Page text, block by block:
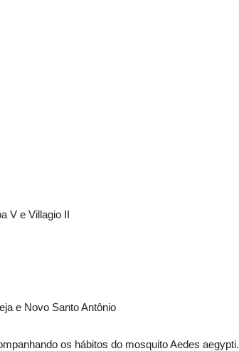
V e Villagio II
e Novo Santo Antônio
os hábitos do mosquito Aedes aegypti.